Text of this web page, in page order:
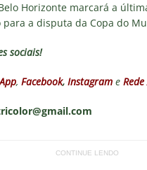
Horizonte marcará a
a disputa da Copa do
sociais!
, Facebook, Instagram e Rede
CONTINUE LENDO